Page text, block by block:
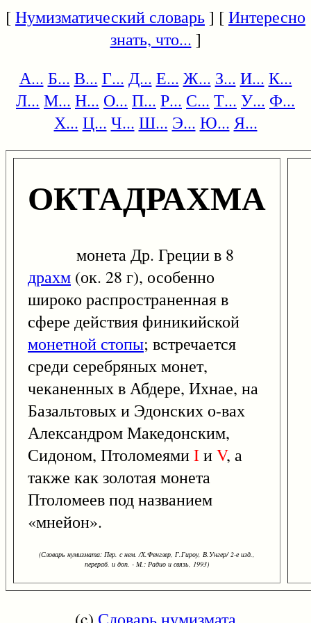
[Нумизматический словарь] [Интересно
знать, что... ]
А... Б... В... Г... Д... Е... Ж... З... И... К...
Л... М... Н... О... П... Р... С... Т... У... Ф...
Х... Ц... Ч... Ш... Э... Ю... Я...
ОКТАДРАХМА
монета Др. Греции в 8
драхм (ок. 28 г), особенно
широко распространенная в
сфере действия финикийской
монетной стопы; встречается
среди серебряных монет,
чеканенных в Абдере, Ихнае, на
Базальтовых и Эдонских о-вах
Александром Македонским,
Сидоном, ПтоломеямиIиV, а
также как золотая монета
Птоломеев под названием
«мнейон».
(Словарь нумизмата: Пер. с нем. /Х.Фенглер, Г.Гироу, В.Унгер/ 2-е изд.,
перераб. и доп. - М.: Радио и связь, 1993)